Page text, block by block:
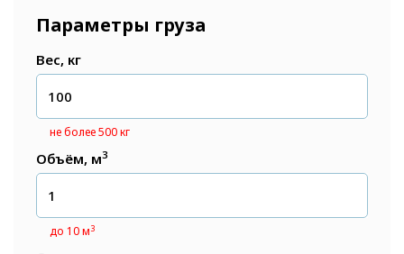
Параметры груза
Вес, кг
не более 500 кг
Объём, м3
до 10 м3